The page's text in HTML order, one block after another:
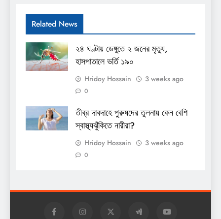
Related News
২৪ ঘণ্টায় ডেঙ্গুতে ২ জনের মৃত্যু,
হাসপাতালে ভর্তি ১৯০
Hridoy Hossain 3 weeks ago
0
তীব্র দাবদাহে পুরুষদের তুলনায় কেন বেশি
স্বাস্থ্যঝুঁকিতে নারীরা?
Hridoy Hossain 3 weeks ago
0